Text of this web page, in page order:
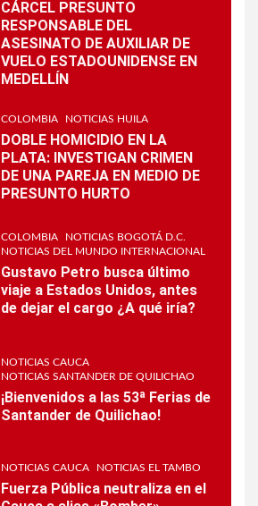
CÁRCEL PRESUNTO
RESPONSABLE DEL
ASESINATO DE AUXILIAR DE
VUELO ESTADOUNIDENSE EN
MEDELLÍN
COLOMBIA NOTICIAS HUILA
DOBLE HOMICIDIO EN LA
PLATA: INVESTIGAN CRIMEN
DE UNA PAREJA EN MEDIO DE
PRESUNTO HURTO
COLOMBIA
NOTICIAS BOGOTÁ D.C.
NOTICIAS DEL MUNDO INTERNACIONAL
Gustavo Petro busca último
viaje a Estados Unidos, antes
de dejar el cargo ¿A qué iría?
NOTICIAS CAUCA
NOTICIAS SANTANDER DE QUILICHAO
¡Bienvenidos a las 53ª Ferias de
Santander de Quilichao!
NOTICIAS CAUCA NOTICIAS EL TAMBO
Fuerza Pública neutraliza en el